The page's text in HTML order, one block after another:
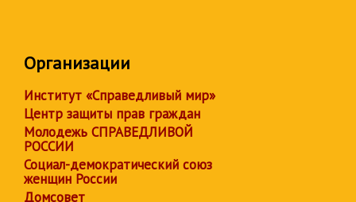
Организации
Институт «Справедливый мир»
Центр защиты прав граждан
Молодежь СПРАВЕДЛИВОЙ
РОССИИ
Социал-демократический союз
женщин России
Домсовет